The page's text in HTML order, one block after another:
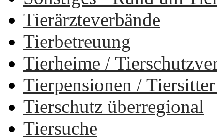
Tierärzteverbände
Tierbetreuung
Tierheime /
Tierpensionen /
Tierschutz überregional
Tiersuche